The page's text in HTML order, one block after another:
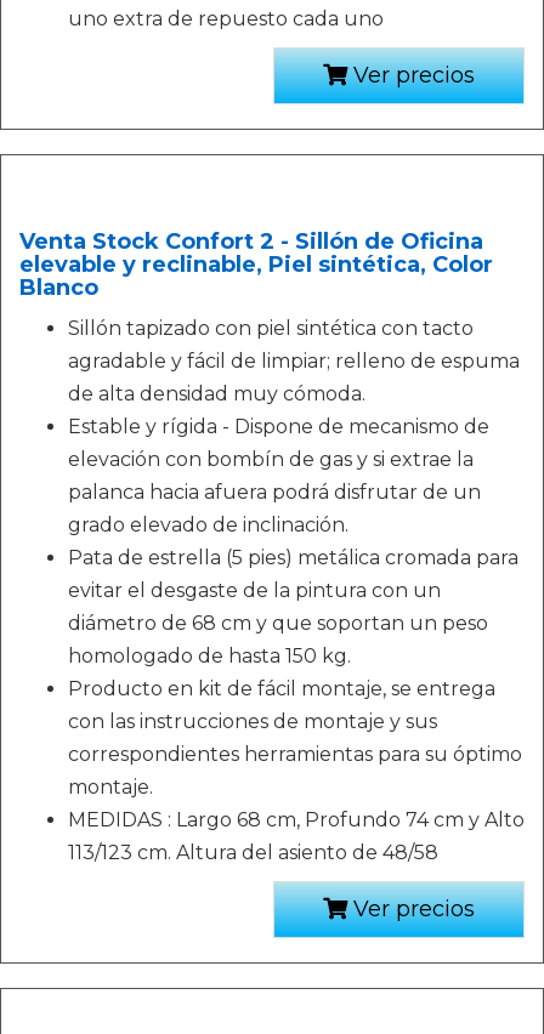
uno extra de repuesto cada uno
Ver precios
Venta Stock Confort 2 - Sillón de Oficina
elevable y reclinable, Piel sintética, Color
Blanco
Sillón tapizado con piel sintética con tacto
agradable y fácil de limpiar; relleno de espuma
de alta densidad muy cómoda.
Estable y rígida - Dispone de mecanismo de
elevación con bombín de gas y si extrae la
palanca hacia afuera podrá disfrutar de un
grado elevado de inclinación.
Pata de estrella (5 pies) metálica cromada para
evitar el desgaste de la pintura con un
diámetro de 68 cm y que soportan un peso
homologado de hasta 150 kg.
Producto en kit de fácil montaje, se entrega
con las instrucciones de montaje y sus
correspondientes herramientas para su óptimo
montaje.
MEDIDAS : Largo 68 cm, Profundo 74 cm y Alto
113/123 cm. Altura del asiento de 48/58
Ver precios